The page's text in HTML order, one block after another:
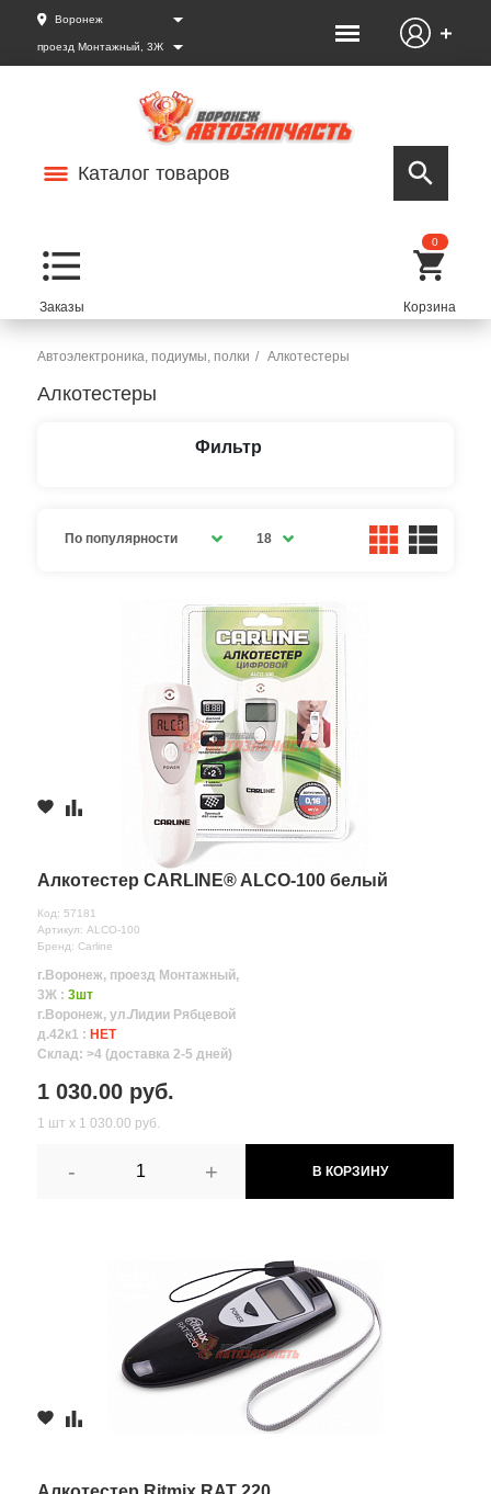
Воронеж
проезд Монтажный, 3Ж
Каталог товаров
0
Автоэлектроника, подиумы, полки Алкотестеры
Алкотестеры
Фильтр
По популярности 18
Алкотестер CARLINE® ALCO-100 белый
Код: 57181
Артикул: ALCO-100
Бренд: Carline
г.Воронеж, проезд Монтажный,
3Ж : 3шт
г.Воронеж, ул.Лидии Рябцевой
д.42к1 : НЕТ
Склад: >4 (доставка 2-5 дней)
1 030.00 руб.
1 шт х 1 030.00 руб.
- + В КОРЗИНУ